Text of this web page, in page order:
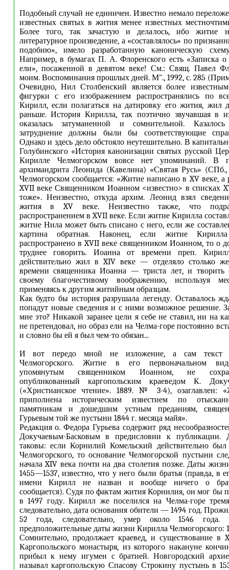
Подобный случай не единичен. Известно немало
известных святых в жития менее известных
Более того, так зачастую и делалось, ибо житие
литературное произведение, а «составлялось» по
подобию», имело разработанную каноническую
Например, в бумагах П. А. Флоренского есть «Записка о
ели», посаженной в девятом веке! См.: Свящ. Павел
моим. Воспоминания прошлых дней. М"., 1992, с. 285
Очевидно, Нил Столбенский является более
фигурки с его изображением распространялись по
Кирилл, если полагаться на датировку его жития, жил
раньше. История Кирилла, так поэтично звучавшая в
оказалась затуманенной и сомнительной.
затруднение должны были бы соответствующие
Однако и здесь дело обстояло неутешительно. В
Голубинского «История канонизации святых русской
Кирилле Челмогорском вовсе нет упоминаний. В
архимандрита Леонида (Кавелина) «Святая Русь»
Челмогорском сообщается: «Житие написано в XV веке, а
XVII веке Священником Иоанном <известно> в списках
тоже». Неизвестно, откуда архим. Леонид взял
жития в XV веке. Неизвестно также, что
распространением в XVII веке. Если житие Кирилла
житие Нила может быть списано с него, если же
картина обратная. Наконец, если житие
распространено в XVII веке священником Иоанном, то о
труднее говорить. Иоанна от времени преп.
действительно жил в XIV веке — отделяло столько
времени священника Иоанна — триста лет, и
своему благочестивому воображению, используя
применяясь к другим житийным образцам.
Как будто бы история разрушала легенду. Оставалось
попадут новые сведения и с ними возможное решение.
мне это? Никакой заранее цели я себе не ставил, ни на
не претендовал, но образ ели на Челма-горе постоянно
и словно бы ей я был чем-то обязан...
И вот передо мной не изложение, а сам текст
Челмогорского. Житие в его первоначальном
упомянутым священником Иоанном, не
опубликованный каргопольским краеведом К.
(«Христианское чтение». 1889. № 3-4), озаглавлен:
приполнена историческим известием по
памятникам и дошедшим устным преданиям,
Гурьевым той же пустыни 1844 г. месяца майя».
Редакция о. Федора Гурьева содержит ряд
Докучаевым-Басковым в предисловии к публикации.
таковы: если Корнилий Комельский действительно
Челмогорского, то основание Челмогорской пустыни
начала XIV века почти на два столетия позже. Даты
1455—1537, известно, что у него были братья (правда, в
имени Кирилл не назван и вообще ничего о
сообщается). Судя по фактам жития Корнилия, он мог бы
в 1497 году. Кирилл же поселился на Челма-горе
следовательно, дата основания обители — 1494 год.
52 года, следовательно, умер около 1546 года.
предположительные даты жизни Кирилла Челмогорского:
Сомнительно, продолжает краевед, и существование в
Каргопольского монастыря, из которого накануне
прибыл к нему игумен с братией. Новгородский
называл каргопольскую Спасову Строкину пустынь в